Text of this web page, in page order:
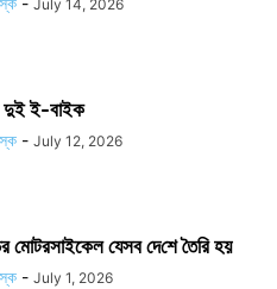
July 14, 2026
দুই ই-বাইক
- July 12, 2026
মোটরসাইকেল যেসব দে‌শে তৈ‌রি হয়
- July 1, 2026